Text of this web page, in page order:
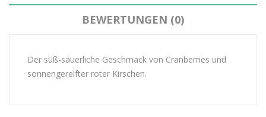
BEWERTUNGEN (0)
Der süß-säuerliche Geschmack von Cranberries und
sonnengereifter roter Kirschen.